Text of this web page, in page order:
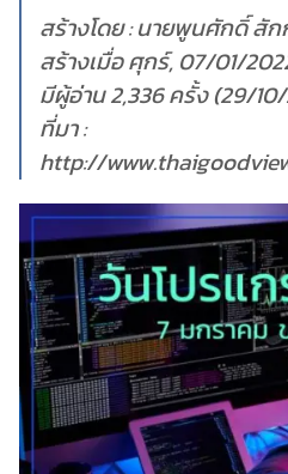
สร้างโดย : นายพูนศักดิ์ สั
สร้างเมื่อ ศุกร์, 07/01/
มีผู้อ่าน 2,336 ครั้ง (29/
ที่มา :
http://